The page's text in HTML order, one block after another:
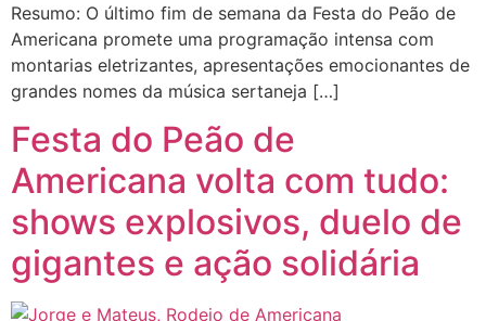
Resumo: O último fim de semana da Festa do Peão de
Americana promete uma programação intensa com
montarias eletrizantes, apresentações emocionantes de
grandes nomes da música sertaneja […]
Festa do Peão de
Americana volta com tudo:
shows explosivos, duelo de
gigantes e ação solidária